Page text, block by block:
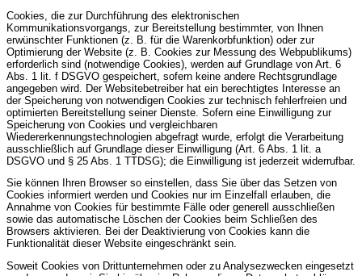
Cookies, die zur Durchführung des elektronischen
Kommunikationsvorgangs, zur Bereitstellung bestimmter, von Ihnen
erwünschter Funktionen (z. B. für die Warenkorbfunktion) oder zur
Optimierung der Website (z. B. Cookies zur Messung des Webpublikums)
erforderlich sind (notwendige Cookies), werden auf Grundlage von Art. 6
Abs. 1 lit. f DSGVO gespeichert, sofern keine andere Rechtsgrundlage
angegeben wird. Der Websitebetreiber hat ein berechtigtes Interesse an
der Speicherung von notwendigen Cookies zur technisch fehlerfreien und
optimierten Bereitstellung seiner Dienste. Sofern eine Einwilligung zur
Speicherung von Cookies und vergleichbaren
Wiedererkennungstechnologien abgefragt wurde, erfolgt die Verarbeitung
ausschließlich auf Grundlage dieser Einwilligung (Art. 6 Abs. 1 lit. a
DSGVO und § 25 Abs. 1 TTDSG); die Einwilligung ist jederzeit widerrufbar.
Sie können Ihren Browser so einstellen, dass Sie über das Setzen von
Cookies informiert werden und Cookies nur im Einzelfall erlauben, die
Annahme von Cookies für bestimmte Fälle oder generell ausschließen
sowie das automatische Löschen der Cookies beim Schließen des
Browsers aktivieren. Bei der Deaktivierung von Cookies kann die
Funktionalität dieser Website eingeschränkt sein.
Soweit Cookies von Drittunternehmen oder zu Analysezwecken eingesetzt